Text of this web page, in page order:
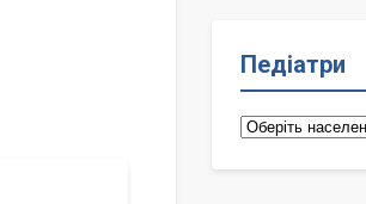
Педіатри
Педіатри